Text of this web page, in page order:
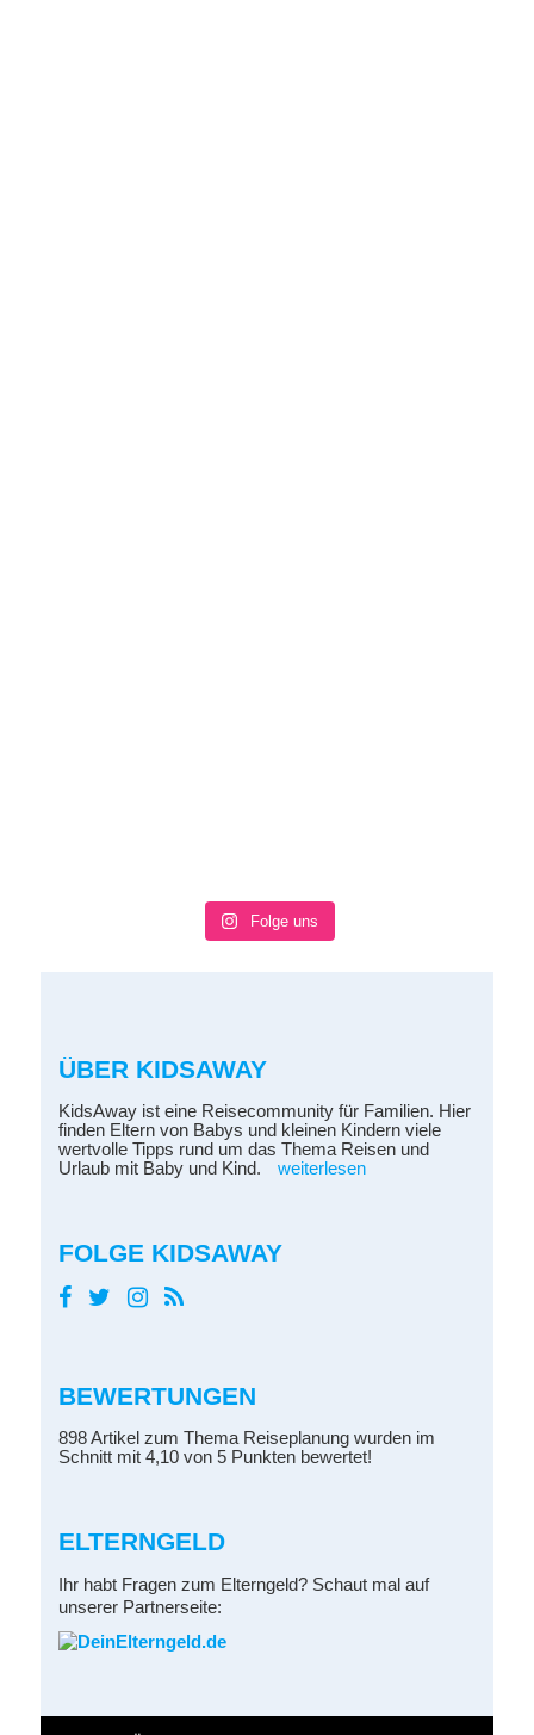
Folge uns
ÜBER KIDSAWAY
KidsAway ist eine Reisecommunity für Familien. Hier
finden Eltern von Babys und kleinen Kindern viele
wertvolle Tipps rund um das Thema Reisen und
Urlaub mit Baby und Kind.
weiterlesen
FOLGE KIDSAWAY
BEWERTUNGEN
898 Artikel zum Thema Reiseplanung wurden im
Schnitt mit 4,10 von 5 Punkten bewertet!
ELTERNGELD
Ihr habt Fragen zum Elterngeld? Schaut mal auf
unserer Partnerseite: